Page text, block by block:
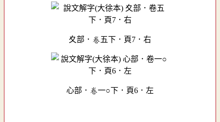
夊部．卷五下．頁7．右
心部．卷一○下．頁6．左